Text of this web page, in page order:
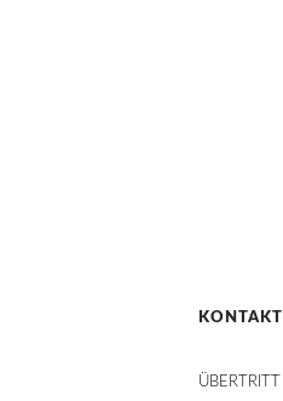
KONTAKT
ÜBERTRITT